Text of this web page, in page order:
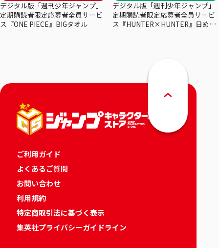
デジタル版「週刊少年ジャンプ」
定期購読者限定応募者全員サービ
ス『ONE PIECE』BIGタオル
デジタル版「週刊少年ジャンプ」
定期購読者限定応募者全員サービ
ス『HUNTER×HUNTER』日めく
ご利用ガイド
よくあるご質問
お問い合わせ
利用規約
特定商取引法に基づく表示
集英社プライバシーガイドライン